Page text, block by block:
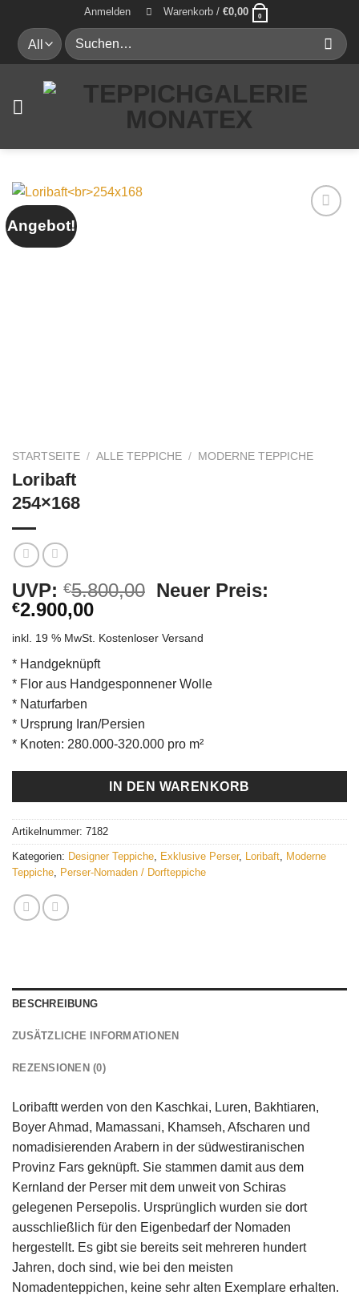
Inhalt
springen
Anmelden Warenkorb / €0,00 0
Suche
nach:
Angebot!
STARTSEITE / ALLE TEPPICHE / MODERNE TEPPICHE
Loribaft
254×168
UVP: €5.800,00 Ursprünglicher
€5.800,00
Neuer Preis:
€2.900,00Aktueller
ist:
€2.900,00.
inkl. 19 % MwSt. Kostenloser Versand
* Handgeknüpft
* Flor aus Handgesponnener Wolle
* Naturfarben
* Ursprung Iran/Persien
* Knoten: 280.000-320.000 pro m²
IN DEN WARENKORB
Artikelnummer: 7182
Kategorien: Designer Teppiche Exklusive Perser, Loribaft Moderne
Teppiche Perser-Nomaden / Dorfteppiche
BESCHREIBUNG
ZUSÄTZLICHE INFORMATIONEN
REZENSIONEN (0)
Loribaftt werden von den Kaschkai, Luren, Bakhtiaren,
Boyer Ahmad, Mamassani, Khamseh, Afscharen und
nomadisierenden Arabern in der südwestiranischen
Provinz Fars geknüpft. Sie stammen damit aus dem
Kernland der Perser mit dem unweit von Schiras
gelegenen Persepolis. Ursprünglich wurden sie dort
ausschließlich für den Eigenbedarf der Nomaden
hergestellt. Es gibt sie bereits seit mehreren hundert
Jahren, doch sind, wie bei den meisten
Nomadenteppichen, keine sehr alten Exemplare erhalten.